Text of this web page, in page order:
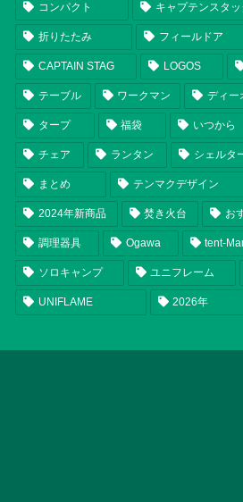
コンパクト キャプテンスタ
折りたたみ フィールドア
CAPTAIN STAG LOGOS
テーブル ワークマン ディー
タープ 福袋 いつから
チェア ランタン シェルタ
まとめ テンマクデザイン
2024年新商品 焚き火台 お
調理器具 Ogawa tent-
ソロキャンプ ユニフレーム
UNIFLAME 2026年